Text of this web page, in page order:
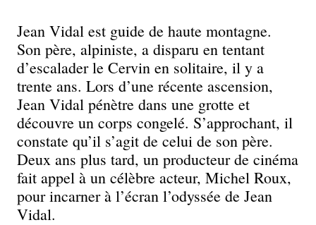
Jean Vidal est guide de haute montagne.
Son père, alpiniste, a disparu en tentant
d’escalader le Cervin en solitaire, il y a
trente ans. Lors d’une récente ascension,
Jean Vidal pénètre dans une grotte et
découvre un corps congelé. S’approchant, il
constate qu’il s’agit de celui de son père.
Deux ans plus tard, un producteur de cinéma
fait appel à un célèbre acteur, Michel Roux,
pour incarner à l’écran l’odyssée de Jean
Vidal.